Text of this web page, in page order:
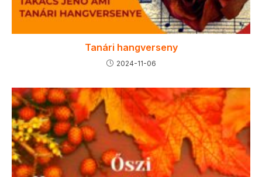
Tanári hangverseny
2024-11-06